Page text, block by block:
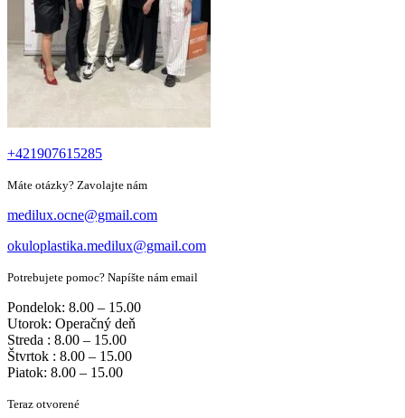
+421907615285
Máte otázky? Zavolajte nám
medilux.ocne@gmail.com
okuloplastika.medilux@gmail.com
Potrebujete pomoc? Napíšte nám email
Pondelok: 8.00 – 15.00
Utorok: Operačný deň
Streda : 8.00 – 15.00
Štvrtok : 8.00 – 15.00
Piatok: 8.00 – 15.00
Teraz otvorené